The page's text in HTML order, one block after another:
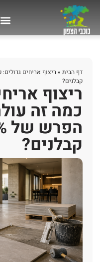
דף הבית »
קבלנים?
ריצוף
כמה זה
קבלנים?